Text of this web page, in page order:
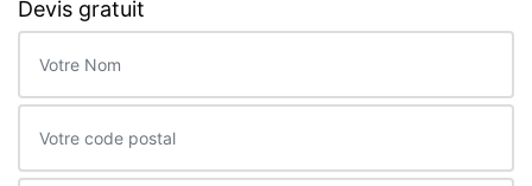
Devis gratuit